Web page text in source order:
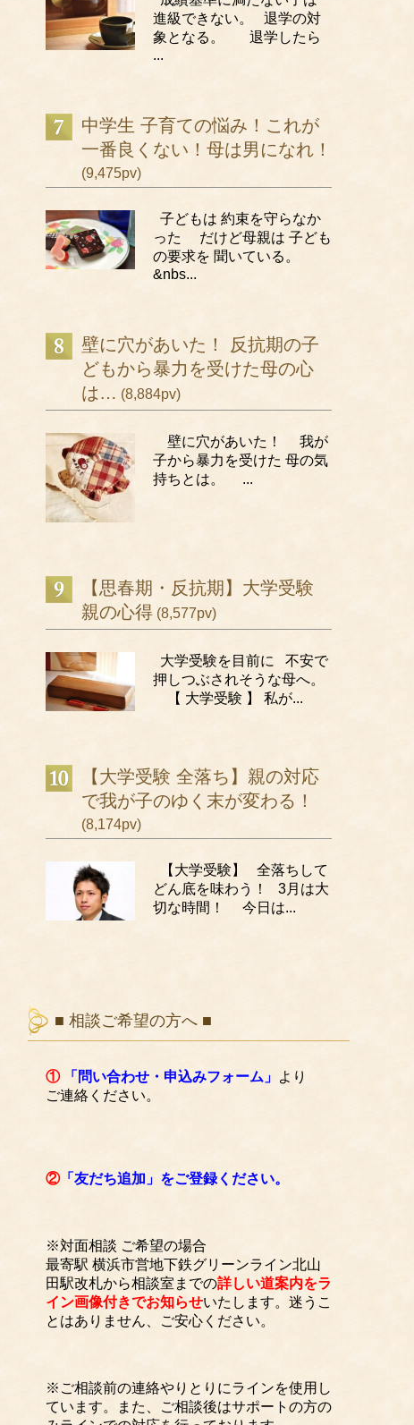
進級できない。 退学の対
象となる。 退学したら
...
中学生 子育ての悩み！これが
一番良くない！母は男になれ！
(9,475pv)
子どもは 約束を守らなか
った だけど母親は 子ども
の要求を 聞いている。
&nbs...
壁に穴があいた！ 反抗期の子
どもから暴力を受けた母の心
は… (8,884pv)
壁に穴があいた！ 我が
子から暴力を受けた 母の気
持ちとは。 ...
【思春期・反抗期】大学受験
親の心得 (8,577pv)
大学受験を目前に 不安で
押しつぶされそうな母へ。
【 大学受験 】 私が...
【大学受験 全落ち】親の対応
で我が子のゆく末が変わる！
(8,174pv)
【大学受験】 全落ちして
どん底を味わう！ 3月は大
切な時間！ 今日は...
■ 相談ご希望の方へ ■
① 「問い合わせ・申込みフォーム」 より
ご連絡ください。
②「友だち追加」をご登録ください。
※対面相談 ご希望の場合
最寄駅 横浜市営地下鉄グリーンライン北山
田駅改札から相談室までの詳しい道案内をラ
イン画像付きでお知らせいたします。迷うこ
とはありません、ご安心ください。
※ご相談前の連絡やりとりにラインを使用し
ています。また、ご相談後はサポートの方の